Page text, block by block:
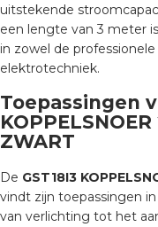
uitstekende
een lengte van 3 meter
in zowel de
elektrotechniek.
Toepassingen
ZWART
De GST18I3
vindt zijn toepassingen
van verlichting tot het
installeren
installeren